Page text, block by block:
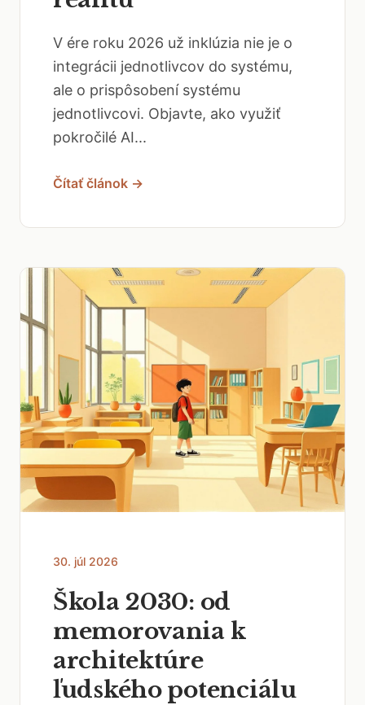
V ére roku 2026 už inklúzia nie je o
integrácii jednotlivcov do systému,
ale o prispôsobení systému
jednotlivcovi. Objavte, ako využiť
pokročilé AI...
Čítať článok →
30. júl 2026
Škola 2030: od
memorovania k
architektúre
ľudského potenciálu